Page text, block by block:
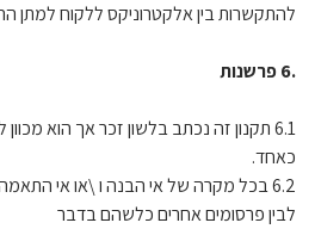
להתקשרות בין אלקטרוניקס ללקוח למתן
.6 פרשנות
6.1 תקנון זה נכתב בלשון זכר אך הוא
כאחד.
6.2 בכל מקרה של אי הבנה ו \או אי
לבין פרסומים אחרים כלשהם בדבר